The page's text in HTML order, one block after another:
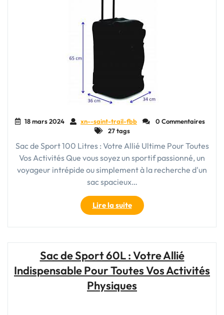
18 mars 2024 xn--saint-trail-fbb
0 Commentaires
27 tags
Sac de Sport 100 Litres : Votre Allié Ultime Pour Toutes
Vos Activités Que vous soyez un sportif passionné, un
voyageur intrépide ou simplement à la recherche d'un
sac spacieux…
Lire la suite"Le
Sac
de
Litres
:
Votre
Compagnon
Sac de Sport 60L : Votre Allié
Indispensable Pour Toutes Vos Activités
Physiques